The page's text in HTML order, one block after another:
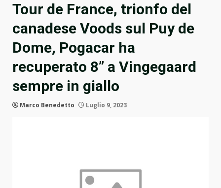
Tour de France, trionfo del
canadese Voods sul Puy de
Dome, Pogacar ha
recuperato 8” a Vingegaard
sempre in giallo
Marco Benedetto Luglio 9, 2023